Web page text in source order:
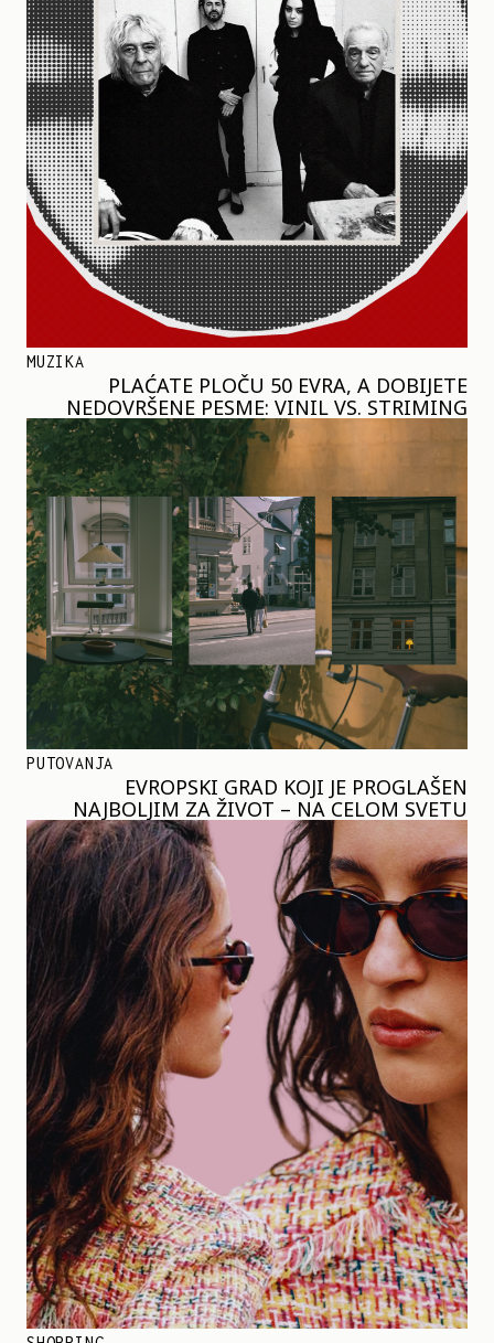
MUZIKA
PLAĆATE PLOČU 50 EVRA, A DOBIJETE
NEDOVRŠENE PESME: VINIL VS. STRIMING
PUTOVANJA
EVROPSKI GRAD KOJI JE PROGLAŠEN
NAJBOLJIM ZA ŽIVOT – NA CELOM SVETU